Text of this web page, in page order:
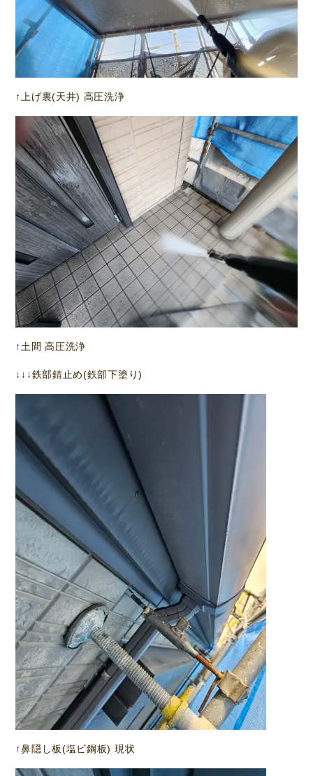
↑上げ裏(天井) 高圧洗浄
↑土間 高圧洗浄
↓↓↓鉄部錆止め(鉄部下塗り)
↑鼻隠し板(塩ビ鋼板) 現状